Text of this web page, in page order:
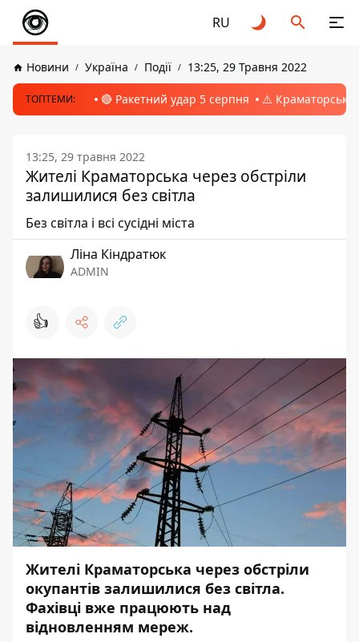
RU
Новини Україна Події 13:25, 29 Травня 2022
ТОПТЕМИ: 🔴 Ракетний удар 5 серпня ⚠️ Краматорськ,
13:25, 29 травня 2022
Жителі Краматорська через обстріли
залишилися без світла
Без світла і всі сусідні міста
Ліна Кіндратюк
ADMIN
👍
Жителі Краматорська через обстріли
окупантів залишилися без світла.
Фахівці вже працюють над
відновленням мереж.